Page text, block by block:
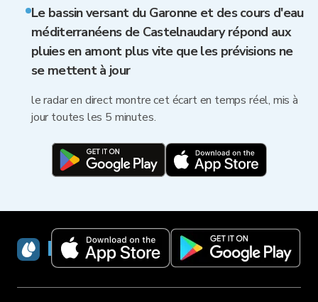
Le bassin versant du Garonne et des cours d'eau
méditerranéens de Castelnaudary répond aux
pluies en amont plus vite que les prévisions ne
se mettent à jour
le radar en direct montre cet écart en temps réel, mis à
jour toutes les 5 minutes.
RainViewer